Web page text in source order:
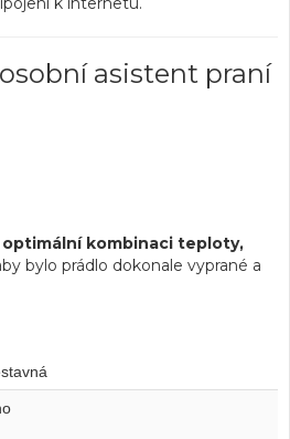
asistent praní
optimální kombinaci teploty,
bylo prádlo dokonale vyprané a